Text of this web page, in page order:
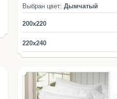
Выбран цвет:Дымчатый
200x220
220x240